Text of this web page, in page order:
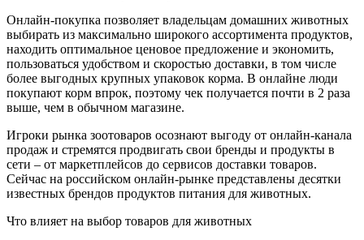
Онлайн-покупка позволяет владельцам домашних животных
выбирать из максимально широкого ассортимента продуктов,
находить оптимальное ценовое предложение и экономить,
пользоваться удобством и скоростью доставки, в том числе
более выгодных крупных упаковок корма. В онлайне люди
покупают корм впрок, поэтому чек получается почти в 2 раза
выше, чем в обычном магазине.
Игроки рынка зоотоваров осознают выгоду от онлайн-канала
продаж и стремятся продвигать свои бренды и продукты в
сети – от маркетплейсов до сервисов доставки товаров.
Сейчас на российском онлайн-рынке представлены десятки
известных брендов продуктов питания для животных.
Что влияет на выбор товаров для животных